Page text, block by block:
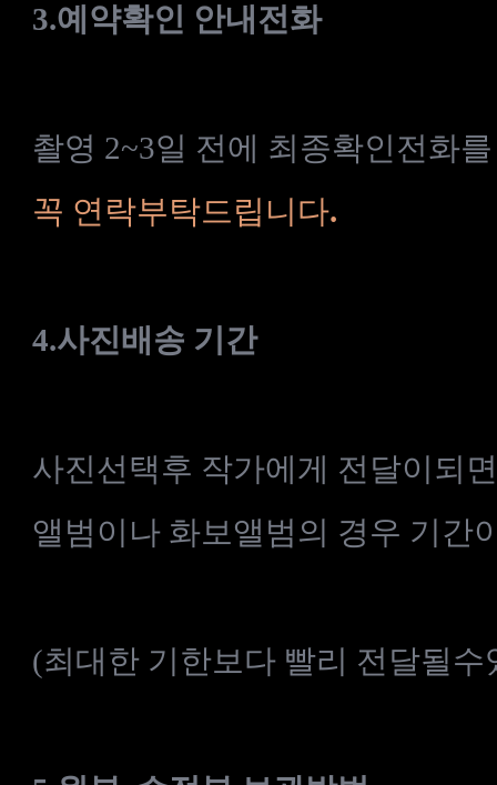
3.예약확인 안내전화
촬영 2~3일 전에 최종확인전화를
꼭 연락부탁드립니다.
4.사진배송 기간
사진선택후 작가에게 전달이되
앨범이나 화보앨범의 경우 기간
(최대한 기한보다 빨리 전달될